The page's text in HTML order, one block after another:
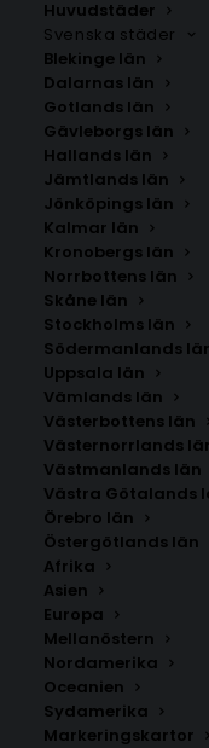
Huvudstäder
Svenska städer
Blekinge län
Dalarnas län
Gotlands län
Gävleborgs län
Hallands län
Jämtlands län
Jönköpings län
Kalmar län
Kronobergs län
Norrbottens län
Skåne län
Stockholms län
Södermanlands
Uppsala län
Vämlands län
Västerbottens län
Västernorrlands
Västmanlands län
Västra Götalands
Örebro län
Östergötlands län
Afrika
Asien
Europa
Mellanöstern
Nordamerika
Oceanien
Sydamerika
Markeringskartor
Upptäck posters
konst där
Perfekt för
SÖK AFFISCHER
Sök
efter: